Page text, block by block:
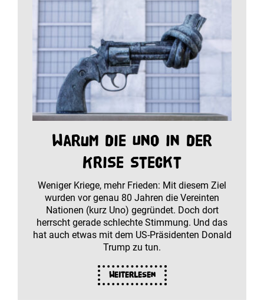
Warum die Uno in der
Krise steckt
Weniger Kriege, mehr Frieden: Mit diesem Ziel
wurden vor genau 80 Jahren die Vereinten
Nationen (kurz Uno) gegründet. Doch dort
herrscht gerade schlechte Stimmung. Und das
hat auch etwas mit dem US-Präsidenten Donald
Trump zu tun.
Weiterlesen